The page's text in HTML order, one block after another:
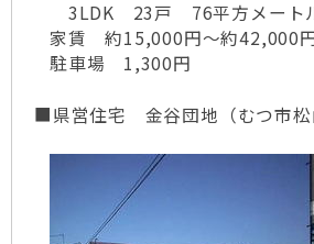
3LDK 23戸 76平方メート
家賃 約15,000円～約42,000
駐車場 1,300円
■県営住宅 金谷団地（むつ市松